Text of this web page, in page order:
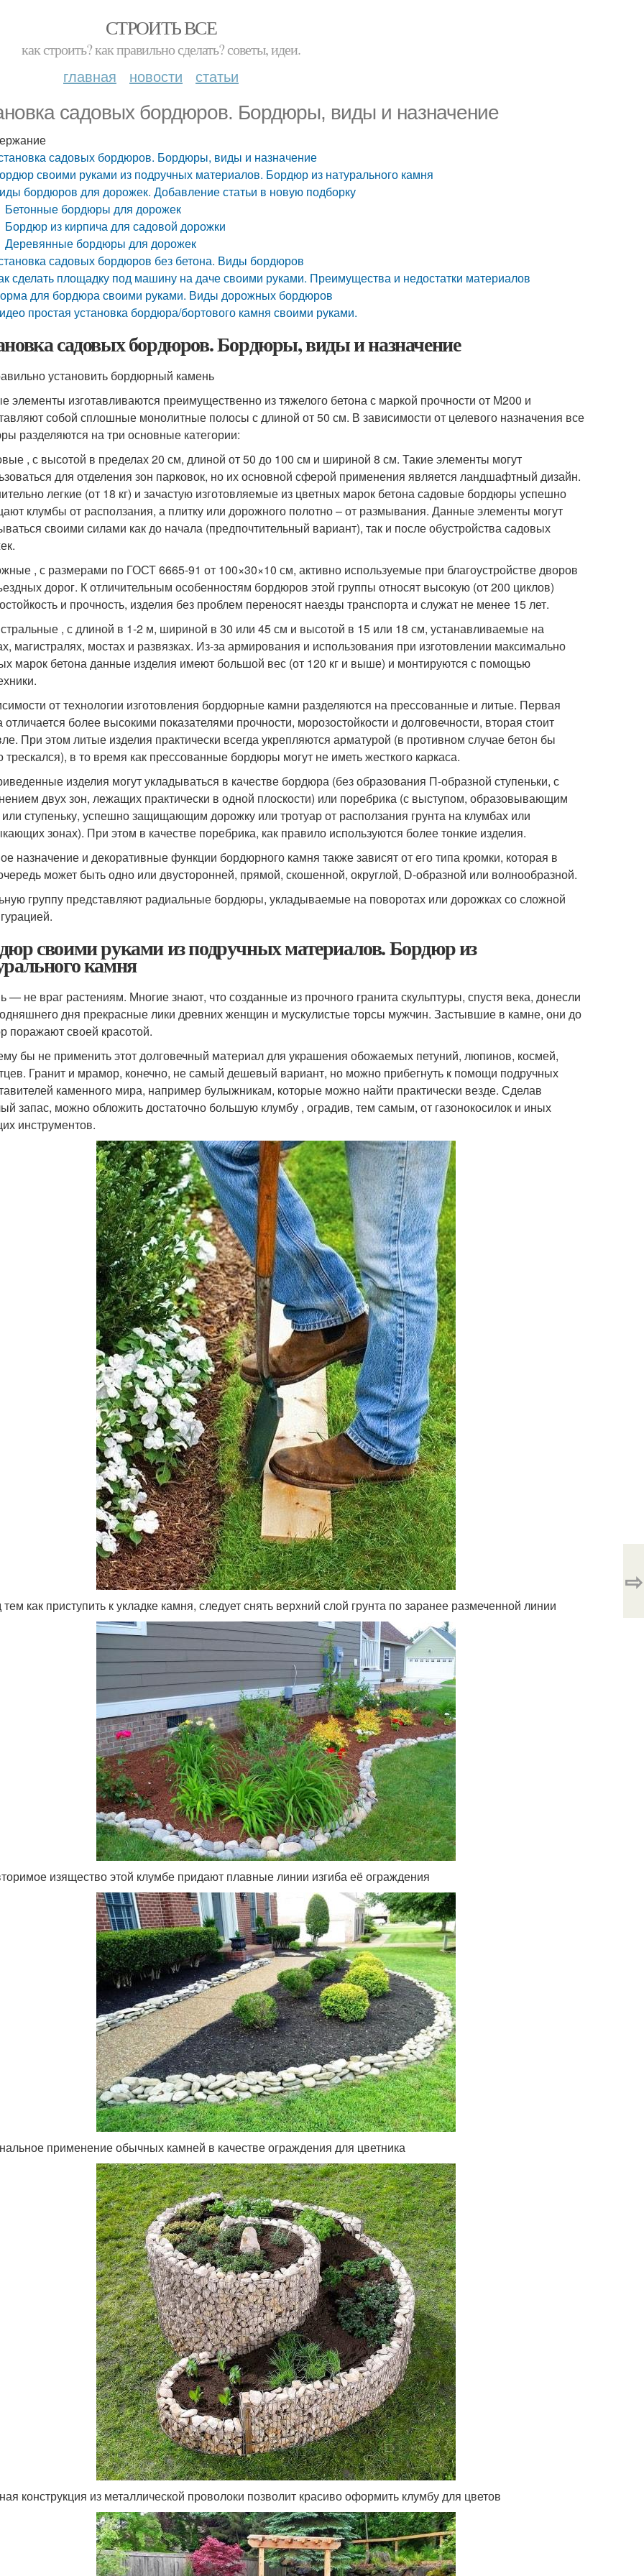
СТРОИТЬ ВСЕ
как строить? как правильно сделать? советы, идеи.
главная новости статьи
садовых бордюров. Бордюры, виды и назначение
садовых бордюров. Бордюры, виды и назначение
своими руками из подручных материалов. Бордюр из натурального камня
бордюров для дорожек. Добавление статьи в новую подборку
Бетонные бордюры для дорожек
Бордюр из кирпича для садовой дорожки
Деревянные бордюры для дорожек
садовых бордюров без бетона. Виды бордюров
сделать площадку под машину на даче своими руками. Преимущества и недостатки материалов
для бордюра своими руками. Виды дорожных бордюров
простая установка бордюра/бортового камня своими руками.
садовых бордюров. Бордюры, виды и назначение
установить бордюрный камень
элементы изготавливаются преимущественно из тяжелого бетона с маркой прочности от М200 и
собой сплошные монолитные полосы с длиной от 50 см. В зависимости от целевого назначения все
разделяются на три основные категории:
, с высотой в пределах 20 см, длиной от 50 до 100 см и шириной 8 см. Такие элементы могут
для отделения зон парковок, но их основной сферой применения является ландшафтный дизайн.
легкие (от 18 кг) и зачастую изготовляемые из цветных марок бетона садовые бордюры успешно
клумбы от расползания, а плитку или дорожного полотно – от размывания. Данные элементы могут
своими силами как до начала (предпочтительный вариант), так и после обустройства садовых
, с размерами по ГОСТ 6665-91 от 100×30×10 см, активно используемые при благоустройстве дворов
дорог. К отличительным особенностям бордюров этой группы относят высокую (от 200 циклов)
и прочность, изделия без проблем переносят наезды транспорта и служат не менее 15 лет.
, с длиной в 1-2 м, шириной в 30 или 45 см и высотой в 15 или 18 см, устанавливаемые на
магистралях, мостах и развязках. Из-за армирования и использования при изготовлении максимально
марок бетона данные изделия имеют большой вес (от 120 кг и выше) и монтируются с помощью
от технологии изготовления бордюрные камни разделяются на прессованные и литые. Первая
отличается более высокими показателями прочности, морозостойкости и долговечности, вторая стоит
При этом литые изделия практически всегда укрепляются арматурой (в противном случае бетон бы
трескался), в то время как прессованные бордюры могут не иметь жесткого каркаса.
изделия могут укладываться в качестве бордюра (без образования П-образной ступеньки, с
двух зон, лежащих практически в одной плоскости) или поребрика (с выступом, образовывающим
ступеньку, успешно защищающим дорожку или тротуар от расползания грунта на клумбах или
зонах). При этом в качестве поребрика, как правило используются более тонкие изделия.
назначение и декоративные функции бордюрного камня также зависят от его типа кромки, которая в
может быть одно или двусторонней, прямой, скошенной, округлой, D-образной или волнообразной.
группу представляют радиальные бордюры, укладываемые на поворотах или дорожках со сложной
своими руками из подручных материалов. Бордюр из
камня
— не враг растениям. Многие знают, что созданные из прочного гранита скульптуры, спустя века, донесли
дня прекрасные лики древних женщин и мускулистые торсы мужчин. Застывшие в камне, они до
поражают своей красотой.
бы не применить этот долговечный материал для украшения обожаемых петуний, люпинов, космей,
Гранит и мрамор, конечно, не самый дешевый вариант, но можно прибегнуть к помощи подручных
каменного мира, например булыжникам, которые можно найти практически везде. Сделав
запас, можно обложить достаточно большую клумбу , оградив, тем самым, от газонокосилок и иных
инструментов.
как приступить к укладке камня, следует снять верхний слой грунта по заранее размеченной линии
изящество этой клумбе придают плавные линии изгиба её ограждения
применение обычных камней в качестве ограждения для цветника
конструкция из металлической проволоки позволит красиво оформить клумбу для цветов
⇨